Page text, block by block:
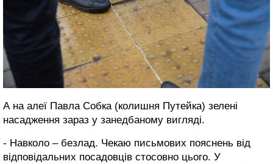
А на алеї Павла Собка (колишня Путейка) зелені
насадження зараз у занедбаному вигляді.
- Навколо – безлад. Чекаю письмових пояснень від
відповідальних посадовців стосовно цього. У